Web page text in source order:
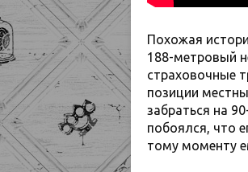
Похожая
188-метровый
страховочные
позиции
забраться на
побоялся, что
тому моменту